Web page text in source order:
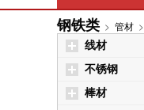
钢铁类 > 管材 >
线材
不锈钢
棒材